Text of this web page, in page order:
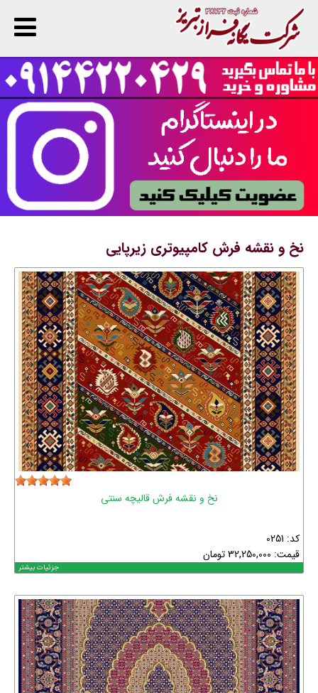
نخ و نقشه فرش کامپیوتری زیرپایی
نخ و نقشه فرش قالیچه سنتی
کد: 0251
قیمت: 32,250,000تومان
جزئیات بیشتر